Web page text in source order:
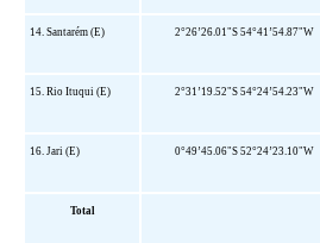
14. Santarém (E) 2°26’26.01"S 54°41’54.87"W
15. Rio Ituqui (E) 2°31’19.52"S 54°24’54.23"W
16. Jari (E) 0°49’45.06"S 52°24’23.10"W
Total